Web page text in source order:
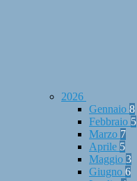
2026
Gennaio 8
Febbraio 5
Marzo 7
Aprile 5
Maggio 3
Giugno 6